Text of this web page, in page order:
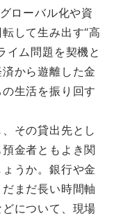
ローバル化や資
して生み出す“高
イム問題を契機と
から遊離した金
生活を振り回す
その貸出先とし
金者ともよき関
うか。銀行や金
まだ長い時間軸
について、現場